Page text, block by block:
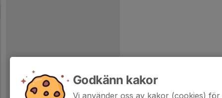
Godkänn kakor
Vi använder oss av kakor (cookies)